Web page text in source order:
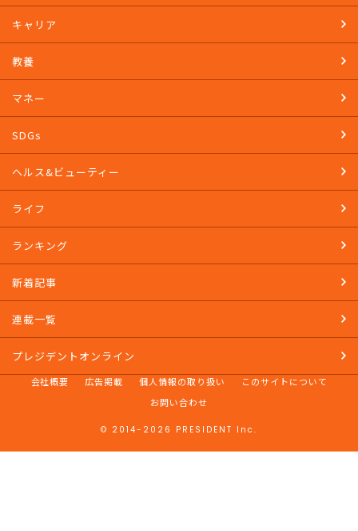
キャリア
教養
マネー
SDGs
ヘルス&ビューティー
ライフ
ランキング
新着記事
連載一覧
プレジデントオンライン
会社概要 広告掲載 個人情報の取り扱い
このサイトについて
お問い合わせ
© 2014-2026 PRESIDENT Inc.